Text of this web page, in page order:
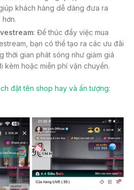
khách hàng dễ dàng đưa ra
hơn.
: Để thúc đẩy việc mua
bạn có thể tạo ra các ưu đãi
thời gian phát sóng như giảm giá
kèm hoặc miễn phí vận chuyển.
đặt tên shop hay và ấn tượng: